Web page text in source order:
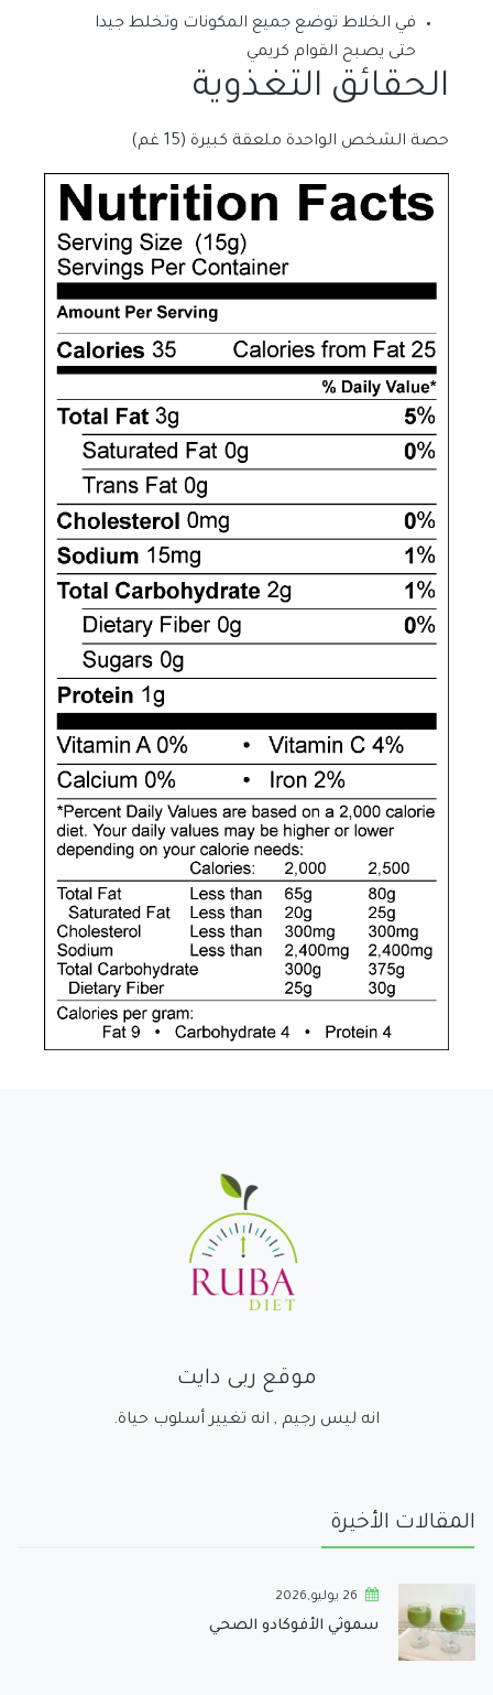
في الخلاط توضع جميع المكونات وتخلط جيدا
حتى يصبح القوام كريمي
الحقائق التغذوية
حصة الشخص الواحدة ملعقة كبيرة (15 غم)
موقع ربى دايت
انه ليس رجيم , انه تغيير أسلوب حياة.
المقالات الأخيرة
26 يوليو,2026
سموثي الأفوكادو الصحي